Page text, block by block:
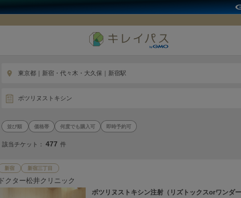
東京都｜新宿・代々木・大久保｜新宿駅
ボツリヌストキシン
価格帯 何度でも購入可 即時予約可
該当チケット：477 件
新宿 新宿三丁目
ドクター松井クリニック
ボツリヌストキシン注射（リズトックスorワンダ